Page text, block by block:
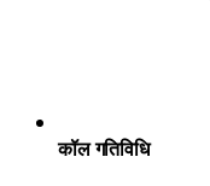
कॉल गतिविधि